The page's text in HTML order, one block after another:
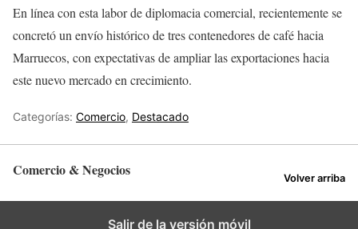
En línea con esta labor de diplomacia comercial, recientemente se
concretó un envío histórico de tres contenedores de café hacia
Marruecos, con expectativas de ampliar las exportaciones hacia
este nuevo mercado en crecimiento.
Categorías: Comercio, Destacado
Comercio & Negocios Volver arriba
Salir de la versión móvil